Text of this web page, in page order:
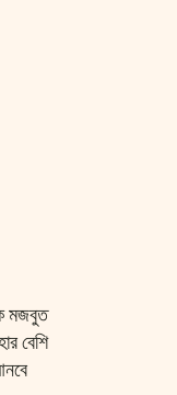
মজবুত
বেশি